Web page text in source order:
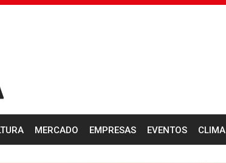
MERCADO EMPRESAS EVENTOS CLIMA